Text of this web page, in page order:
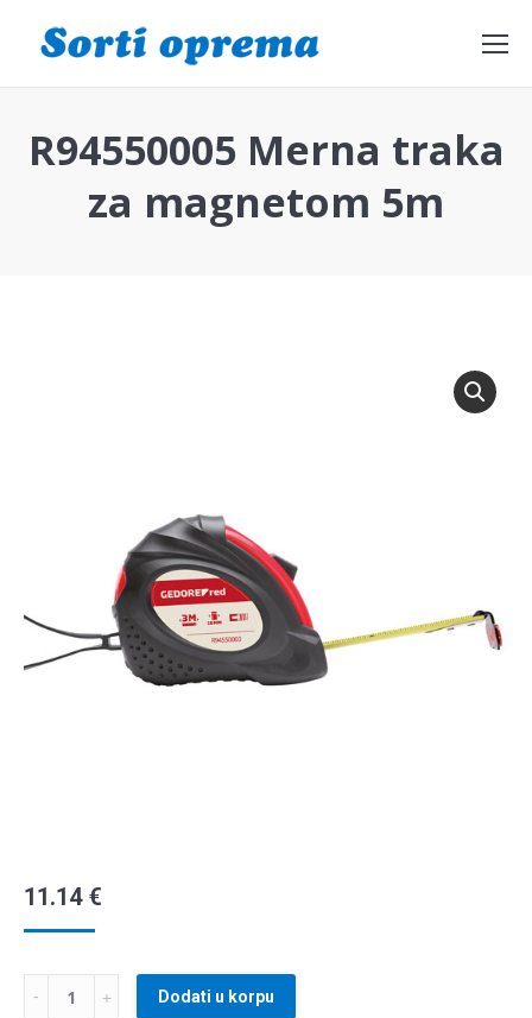
Search:
R94550005 Merna traka
za magnetom 5m
11.14 €
Dodati u korpu